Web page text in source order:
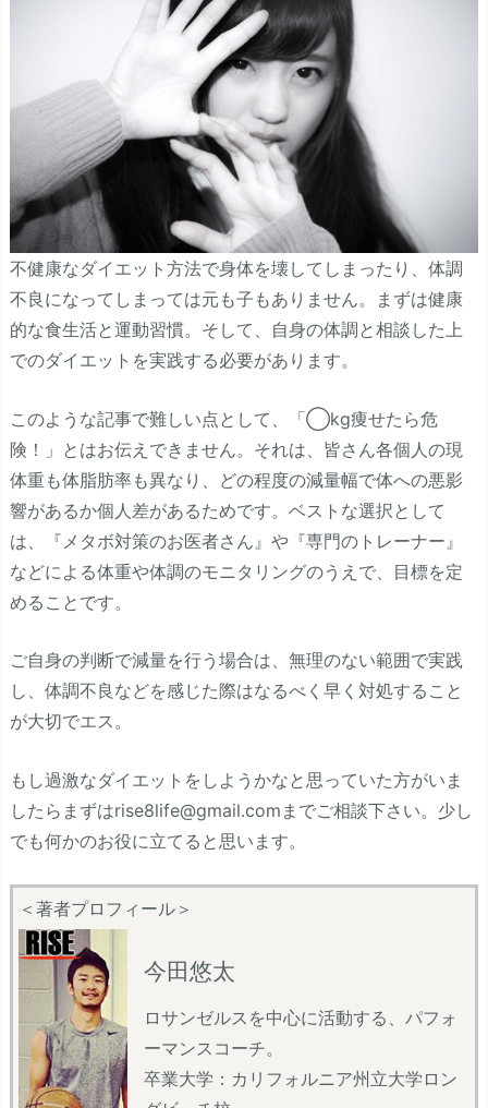
不健康なダイエット方法で身体を壊してしまったり、体調
不良になってしまっては元も子もありません。まずは健康
的な食生活と運動習慣。そして、自身の体調と相談した上
でのダイエットを実践する必要があります。
このような記事で難しい点として、「◯kg痩せたら危
険！」とはお伝えできません。それは、皆さん各個人の現
体重も体脂肪率も異なり、どの程度の減量幅で体への悪影
響があるか個人差があるためです。ベストな選択として
は、『メタボ対策のお医者さん』や『専門のトレーナー』
などによる体重や体調のモニタリングのうえで、目標を定
めることです。
ご自身の判断で減量を行う場合は、無理のない範囲で実践
し、体調不良などを感じた際はなるべく早く対処すること
が大切でエス。
もし過激なダイエットをしようかなと思っていた方がいま
したらまずはrise8life@gmail.comまでご相談下さい。少し
でも何かのお役に立てると思います。
＜著者プロフィール＞
今田悠太
ロサンゼルスを中心に活動する、パフォ
ーマンスコーチ。
卒業大学：カリフォルニア州立大学ロン